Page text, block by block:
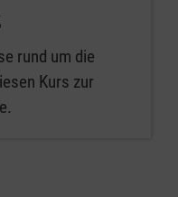
rund um die
Kurs zur